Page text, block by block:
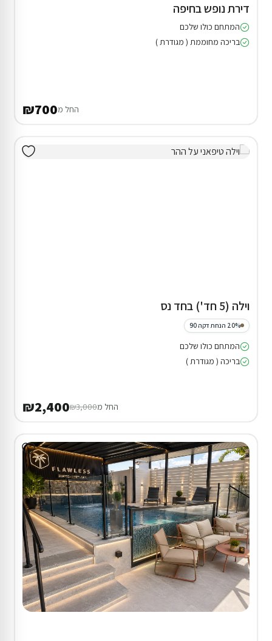
דירת נופש בחיפה
המתחם כולו שלכם
בריכה מחוממת ( מגודרת )
החל מ₪700
וילה (5 חד') בחד נס
20% הנחת דקה 90
המתחם כולו שלכם
בריכה ( מגודרת )
החל מ₪3,000
₪2,400